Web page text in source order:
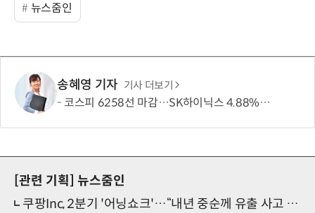
뉴스줌인
송혜영 기자 기사 더보기
코스피 6258선 마감…SK하이닉스 4.88% 내려
[관련 기획] 뉴스줌인
쿠팡Inc, 2분기 '어닝쇼크'…“내년 중순께 유출 사고 전 수준 회복”